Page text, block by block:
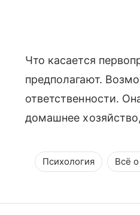
Что касается
предполагают.
ответственности.
домашнее
Психология Всё